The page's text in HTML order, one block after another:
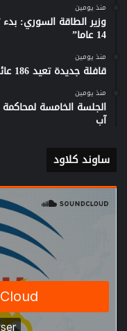
منذ يومين
وزير الطاقة السوري:
14 عاما”
منذ يومين
قافلة جديدة تعيد 186 عائلة من مخيمات الشمال إلى ريف حماة
منذ يومين
آب
ساوند كلاود